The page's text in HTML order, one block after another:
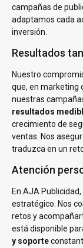
campañas de
adaptamos cada
inversión.
Resultados
Nuestro
que, en marketing
nuestras
resultados
crecimiento de
ventas. Nos
traduzca en un
Atención
En AJA
estratégico. Nos
retos y
está disponible
y soporte